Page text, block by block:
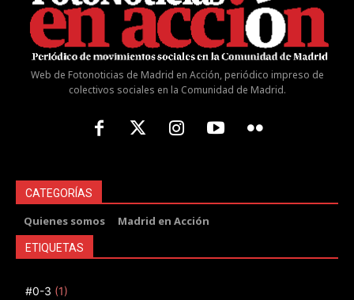
Web de Fotonoticias de Madrid en Acción, periódico impreso de
colectivos sociales en la Comunidad de Madrid.
CATEGORÍAS
Quienes somos Madrid en Acción
ETIQUETAS
#0-3 (1)